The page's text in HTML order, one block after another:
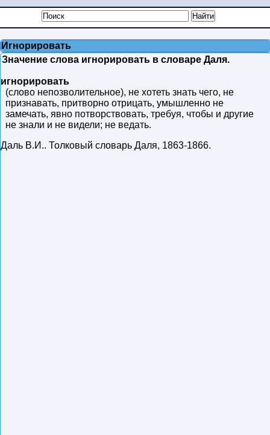
Игнорировать
Значение слова игнорировать в словаре Даля.
игнорировать
(слово непозволительное), не хотеть знать чего, не
признавать, притворно отрицать, умышленно не
замечать, явно потворствовать, требуя, чтобы и другие
не знали и не видели; не ведать.
Даль В.И.. Толковый словарь Даля, 1863-1866.